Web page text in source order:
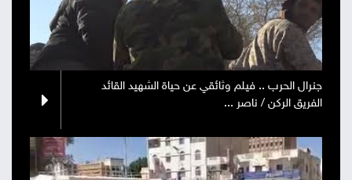
جنرال الحرب .. فيلم وثائقي عن حياة الشهيد القائد
الفريق الركن / ناصر ...